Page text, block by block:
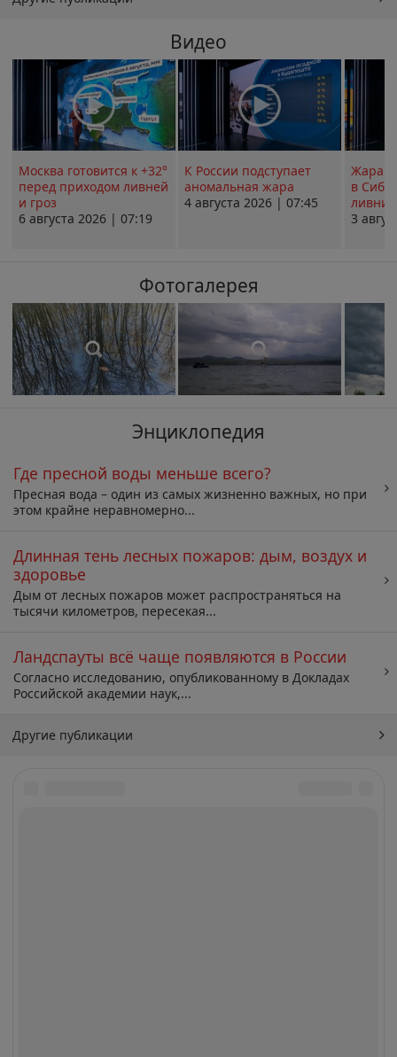
Видео
Москва готовится к +32°
перед приходом ливней
и гроз
6 августа 2026 | 07:19
К России подступает
аномальная жара
4 августа 2026 | 07:45
Жара в
в
ливни
3
Фотогалерея
Энциклопедия
Где пресной воды меньше всего?
Пресная вода – один из самых жизненно важных, но при
этом крайне неравномерно...
Длинная тень лесных пожаров: дым, воздух и
здоровье
Дым от лесных пожаров может распространяться на
тысячи километров, пересекая...
Ландспауты всё чаще появляются в России
Согласно исследованию, опубликованному в Докладах
Российской академии наук,...
Другие публикации